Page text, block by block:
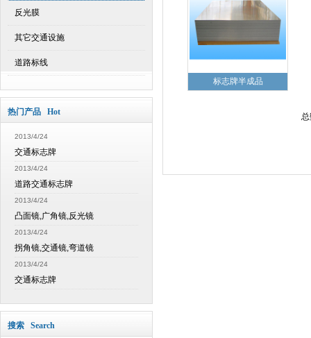
反光膜
其它交通设施
道路标线
热门产品 Hot
2013/4/24
交通标志牌
2013/4/24
道路交通标志牌
2013/4/24
凸面镜,广角镜,反光镜
2013/4/24
拐角镜,交通镜,弯道镜
2013/4/24
交通标志牌
搜索 Search
标志牌半成品